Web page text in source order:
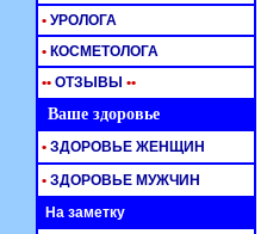
• УРОЛОГА
• КОСМЕТОЛОГА
•• ОТЗЫВЫ ••
Ваше здоровье
• ЗДОРОВЬЕ ЖЕНЩИН
• ЗДОРОВЬЕ МУЖЧИН
На заметку